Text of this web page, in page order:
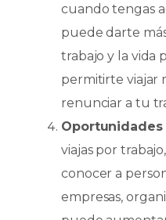
cuando tengas
puede darte
trabajo y la vida
permitirte viajar
renunciar a tu
viajas por
conocer a
empresas,